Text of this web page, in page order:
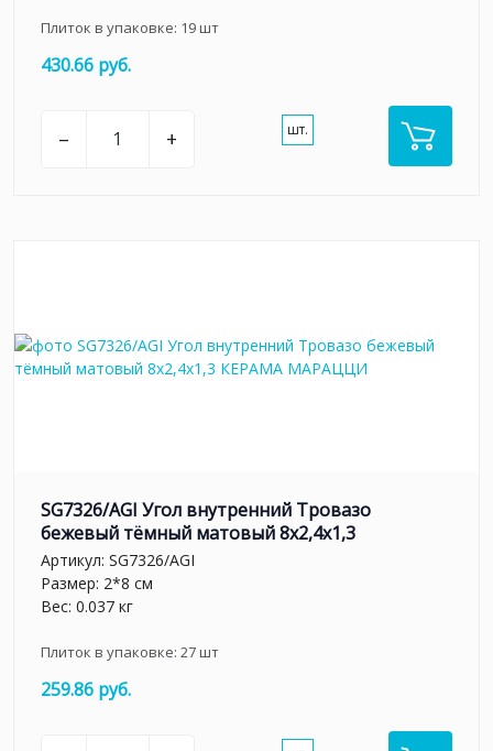
Плиток в упаковке: 19шт
430.66 руб.
– + шт.
SG7326/AGI Угол внутренний Тровазо
бежевый тёмный матовый 8x2,4x1,3
Артикул: SG7326/AGI
Размер: 2*8 см
Вес: 0.037 кг
Плиток в упаковке: 27шт
259.86 руб.